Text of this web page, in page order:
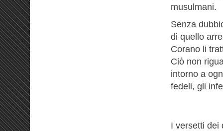
musulmani.
Senza
di quello
Corano li
Ciò non
intorno a
fedeli, gli
I versetti dei